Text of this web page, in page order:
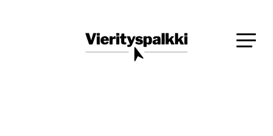
Vierityspalkki.fi